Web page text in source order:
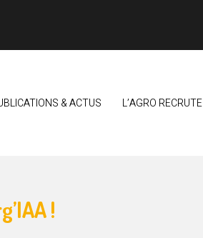
& ACTUS L’AGRO RECRUTE
!